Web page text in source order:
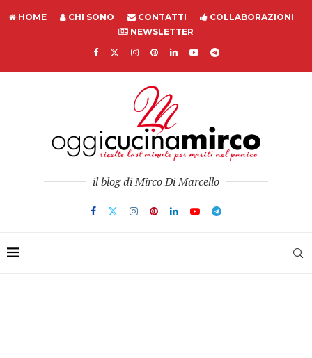
HOME CHI SONO CONTATTI
COLLABORAZIONI
NEWSLETTER
il blog di Mirco Di Marcello